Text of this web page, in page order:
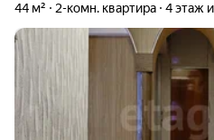
44 м² 2-комн. квартира 4 этаж